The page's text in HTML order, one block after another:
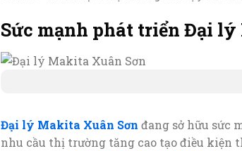
Sức mạnh phát triển Đại
Đại lý Makita Xuân Sơn đang sở hữu sức
nhu cầu thị trường tăng cao tạo điều kiện